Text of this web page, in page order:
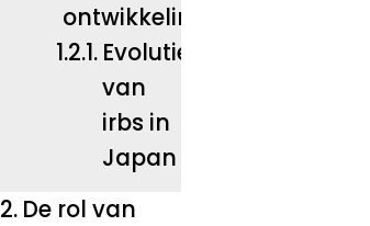
ontwikkeling
Evolutie
van
irbs in
Japan
De rol van